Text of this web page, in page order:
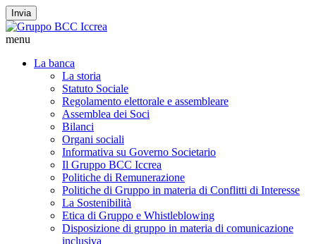
Invia
menu
La banca
La storia
Statuto Sociale
Regolamento elettorale e assembleare
Assemblea dei Soci
Bilanci
Organi sociali
Informativa su Governo Societario
Il Gruppo BCC Iccrea
Politiche di Remunerazione
Politiche di Gruppo in materia di Conflitti di Interesse
La Sostenibilità
Etica di Gruppo e Whistleblowing
Disposizione di gruppo in materia di comunicazione
inclusiva